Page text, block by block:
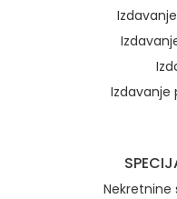
Izdavanje
Nekretnine